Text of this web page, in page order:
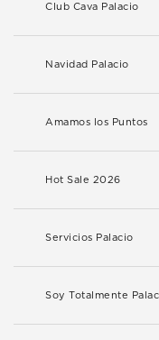
Club Cava Palacio
Navidad Palacio
Amamos los Puntos
Hot Sale 2026
Servicios Palacio
Soy Totalmente